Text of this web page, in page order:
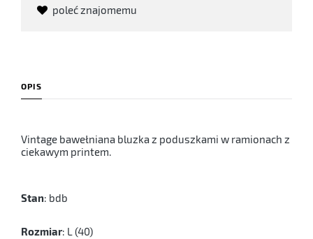
poleć znajomemu
OPIS
Vintage bawełniana bluzka z poduszkami w ramionach z
ciekawym printem.
Stan: bdb
Rozmiar: L (40)